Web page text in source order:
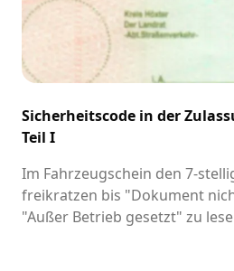
Sicherheitscode in der
Teil I
Im Fahrzeugschein den 7-
freikratzen bis "Dokument
"Außer Betrieb gesetzt" zu